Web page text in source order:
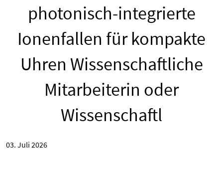
photonisch-integrierte
Ionenfallen für kompakte
Uhren Wissenschaftliche
Mitarbeiterin oder
Wissenschaftl
03. Juli 2026